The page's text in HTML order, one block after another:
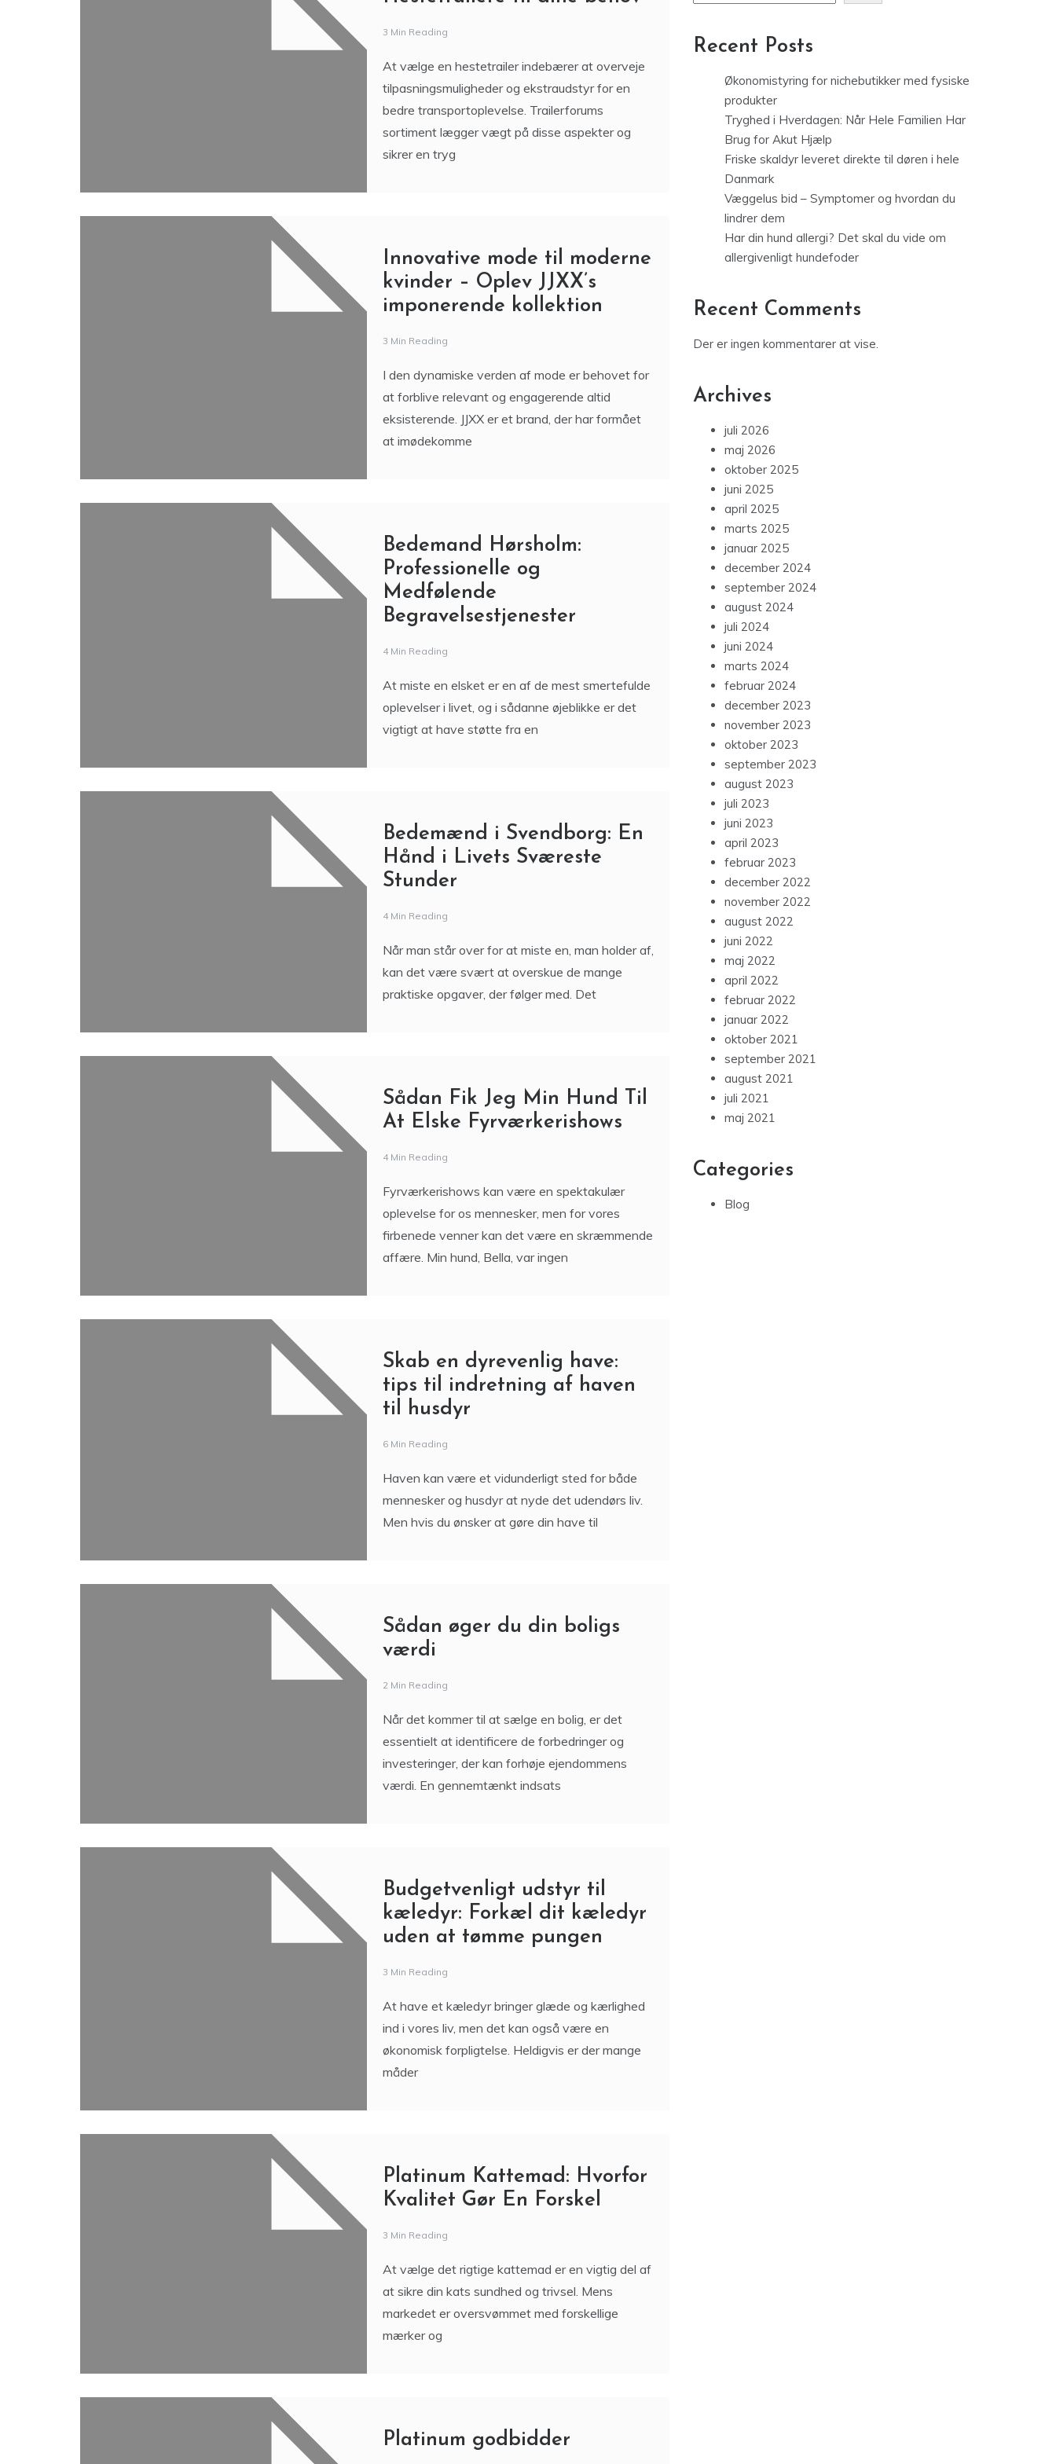
3 Min Reading
At vælge en hestetrailer indebærer at overveje
tilpasningsmuligheder og ekstraudstyr for en
bedre transportoplevelse. Trailerforums
sortiment lægger vægt på disse aspekter og
sikrer en tryg
Innovative mode til moderne
kvinder – Oplev JJXX’s
imponerende kollektion
3 Min Reading
I den dynamiske verden af mode er behovet for
at forblive relevant og engagerende altid
eksisterende. JJXX er et brand, der har formået
at imødekomme
Bedemand Hørsholm:
Professionelle og
Medfølende
Begravelsestjenester
4 Min Reading
At miste en elsket er en af de mest smertefulde
oplevelser i livet, og i sådanne øjeblikke er det
vigtigt at have støtte fra en
Bedemænd i Svendborg: En
Hånd i Livets Sværeste
Stunder
4 Min Reading
Når man står over for at miste en, man holder af,
kan det være svært at overskue de mange
praktiske opgaver, der følger med. Det
Sådan Fik Jeg Min Hund Til
At Elske Fyrværkerishows
4 Min Reading
Fyrværkerishows kan være en spektakulær
oplevelse for os mennesker, men for vores
firbenede venner kan det være en skræmmende
affære. Min hund, Bella, var ingen
Skab en dyrevenlig have:
tips til indretning af haven
til husdyr
6 Min Reading
Haven kan være et vidunderligt sted for både
mennesker og husdyr at nyde det udendørs liv.
Men hvis du ønsker at gøre din have til
Sådan øger du din boligs
værdi
2 Min Reading
Når det kommer til at sælge en bolig, er det
essentielt at identificere de forbedringer og
investeringer, der kan forhøje ejendommens
værdi. En gennemtænkt indsats
Budgetvenligt udstyr til
kæledyr: Forkæl dit kæledyr
uden at tømme pungen
3 Min Reading
At have et kæledyr bringer glæde og kærlighed
ind i vores liv, men det kan også være en
økonomisk forpligtelse. Heldigvis er der mange
måder
Platinum Kattemad: Hvorfor
Kvalitet Gør En Forskel
3 Min Reading
At vælge det rigtige kattemad er en vigtig del af
at sikre din kats sundhed og trivsel. Mens
markedet er oversvømmet med forskellige
mærker og
Platinum godbidder
Recent Posts
Økonomistyring for nichebutikker med fysiske
produkter
Tryghed i Hverdagen: Når Hele Familien Har
Brug for Akut Hjælp
Friske skaldyr leveret direkte til døren i hele
Danmark
Væggelus bid – Symptomer og hvordan du
lindrer dem
Har din hund allergi? Det skal du vide om
allergivenligt hundefoder
Recent Comments
Der er ingen kommentarer at vise.
Archives
juli 2026
maj 2026
oktober 2025
juni 2025
april 2025
marts 2025
januar 2025
december 2024
september 2024
august 2024
juli 2024
juni 2024
marts 2024
februar 2024
december 2023
november 2023
oktober 2023
september 2023
august 2023
juli 2023
juni 2023
april 2023
februar 2023
december 2022
november 2022
august 2022
juni 2022
maj 2022
april 2022
februar 2022
januar 2022
oktober 2021
september 2021
august 2021
juli 2021
maj 2021
Categories
Blog